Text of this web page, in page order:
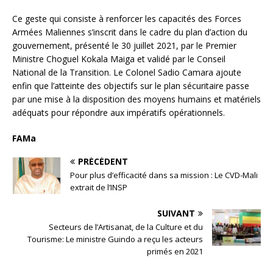
Ce geste qui consiste à renforcer les capacités des Forces
Armées Maliennes s’inscrit dans le cadre du plan d’action du
gouvernement, présenté le 30 juillet 2021, par le Premier
Ministre Choguel Kokala Maiga et validé par le Conseil
National de la Transition. Le Colonel Sadio Camara ajoute
enfin que l’atteinte des objectifs sur le plan sécuritaire passe
par une mise à la disposition des moyens humains et matériels
adéquats pour répondre aux impératifs opérationnels.
FAMa
PRÉCÉDENT
Pour plus d’efficacité dans sa mission : Le CVD-Mali
extrait de l’INSP
SUIVANT
Secteurs de l’Artisanat, de la Culture et du
Tourisme: Le ministre Guindo a reçu les acteurs
primés en 2021